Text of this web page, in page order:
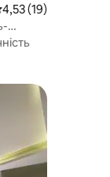
оцінка: 4,53
4,53 (19)